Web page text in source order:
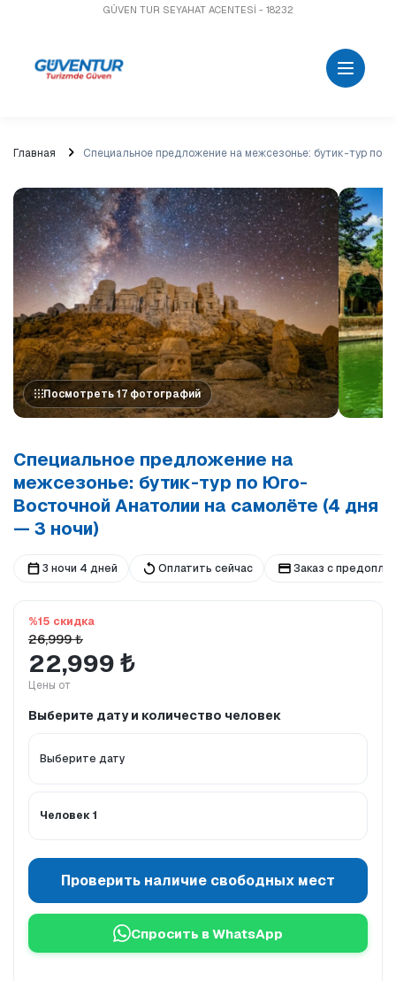
GÜVEN TUR SEYAHAT ACENTESİ - 18232
Главная Специальное предложение на межсезонье: бутик-тур по
Посмотреть 17 фотографий
Специальное предложение на
межсезонье: бутик-тур по Юго-
Восточной Анатолии на самолёте (4 дня
— 3 ночи)
3 ночи 4 дней Оплатить сейчас Заказ с
%15 скидка
26,999 ₺
22,999 ₺
Цены от
Выберите дату и количество человек
Человек 1
Проверить наличие свободных мест
Спросить в WhatsApp